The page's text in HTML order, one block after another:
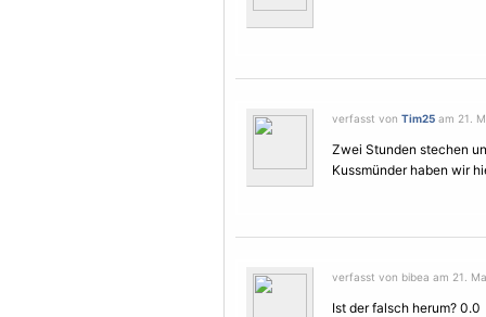
verfasst von Tim25 am 21.
Zwei Stunden stechen
Kussmünder haben wir
verfasst von bibea am 21.
Ist der falsch herum? 0.0